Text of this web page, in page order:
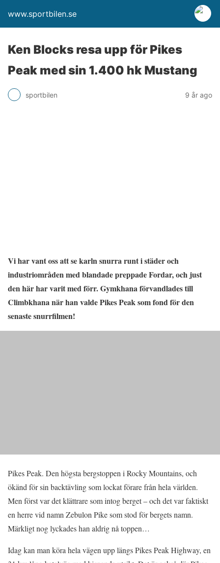
www.sportbilen.se
Ken Blocks resa upp för Pikes
Peak med sin 1.400 hk Mustang
sportbilen 9 år ago
Vi har vant oss att se karln snurra runt i städer och
industriområden med blandade preppade Fordar, och just
den här har varit med förr. Gymkhana förvandlades till
Climbkhana när han valde Pikes Peak som fond för den
senaste snurrfilmen!
Pikes Peak. Den högsta bergstoppen i Rocky Mountains, och
ökänd för sin backtävling som lockat förare från hela världen.
Men först var det klättrare som intog berget – och det var faktiskt
en herre vid namn Zebulon Pike som stod för bergets namn.
Märkligt nog lyckades han aldrig nå toppen…
Idag kan man köra hela vägen upp längs Pikes Peak Highway, en